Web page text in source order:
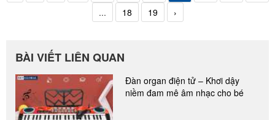
...
18 19 ›
BÀI VIẾT LIÊN QUAN
Đàn organ điện tử – Khơi dậy
niềm đam mê âm nhạc cho bé